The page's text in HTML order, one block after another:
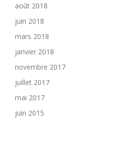
août 2018
juin 2018
mars 2018
janvier 2018
novembre 2017
juillet 2017
mai 2017
juin 2015